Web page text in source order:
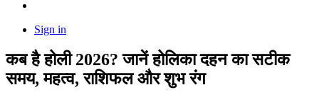
Sign in
कब है होली 2026? जानें होलिका दहन का सटीक
समय, महत्व, राशिफल और शुभ रंग